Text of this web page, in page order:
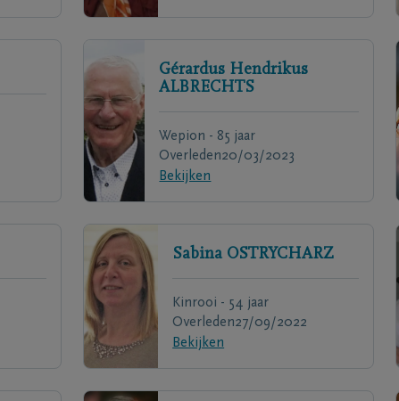
Gérardus Hendrikus
ALBRECHTS
Wepion - 85 jaar
Overleden20/03/2023
Bekijken
Sabina OSTRYCHARZ
Kinrooi - 54 jaar
Overleden27/09/2022
Bekijken